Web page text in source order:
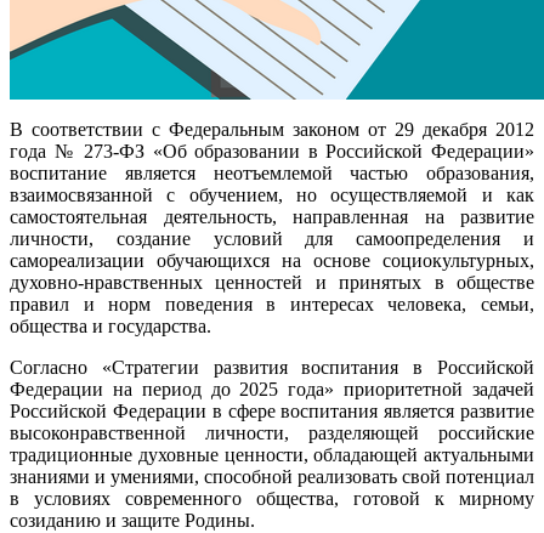
В соответствии с Федеральным законом от 29 декабря 2012
года № 273-ФЗ «Об образовании в Российской Федерации»
воспитание является неотъемлемой частью образования,
взаимосвязанной с обучением, но осуществляемой и как
самостоятельная деятельность, направленная на развитие
личности, создание условий для самоопределения и
самореализации обучающихся на основе социокультурных,
духовно-нравственных ценностей и принятых в обществе
правил и норм поведения в интересах человека, семьи,
общества и государства.
Согласно «Стратегии развития воспитания в Российской
Федерации на период до 2025 года» приоритетной задачей
Российской Федерации в сфере воспитания является развитие
высоконравственной личности, разделяющей российские
традиционные духовные ценности, обладающей актуальными
знаниями и умениями, способной реализовать свой потенциал
в условиях современного общества, готовой к мирному
созиданию и защите Родины.